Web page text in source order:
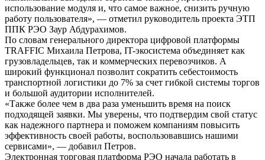
использование модуля и, что самое важное, снизить ручную
работу пользователя», — отметил руководитель проекта ЭТП
ППК РЭО Заур Абдурахимов.
По словам генерального директора цифровой платформы
TRAFFIC Михаила Петрова, IT-экосистема объединяет как
грузовладельцев, так и коммерческих перевозчиков. А
широкий функционал позволит сократить себестоимость
транспортной логистики до 7% за счет гибкой системы торгов
и большой аудитории исполнителей.
«Также более чем в два раза уменьшить время на поиск
подходящей заявки. Мы уверены, что подтвердим свой статус
как надежного партнера и поможем компаниям повысить
эффективность своей работы, воспользовавшись нашими
сервисами», — добавил Петров.
Электронная торговая платформа РЭО начала работать в